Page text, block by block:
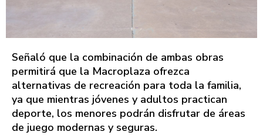
Señaló que la combinación de ambas obras
permitirá que la Macroplaza ofrezca
alternativas de recreación para toda la familia,
ya que mientras jóvenes y adultos practican
deporte, los menores podrán disfrutar de áreas
de juego modernas y seguras.